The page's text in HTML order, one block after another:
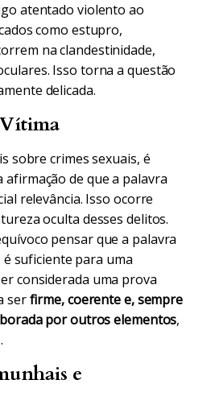
atentado violento ao
como estupro,
na clandestinidade,
Isso torna a questão
delicada.
sobre crimes sexuais, é
de que a palavra
relevância. Isso ocorre
oculta desses delitos.
pensar que a palavra
suficiente para uma
considerada uma prova
serfirme, coerente e, sempre
por outros elementos,
e